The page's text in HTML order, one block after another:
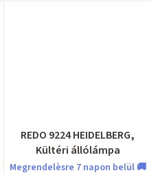
REDO 9224 HEIDELBERG,
Kültéri állólámpa
Megrendelèsre 7 napon belül 🚚